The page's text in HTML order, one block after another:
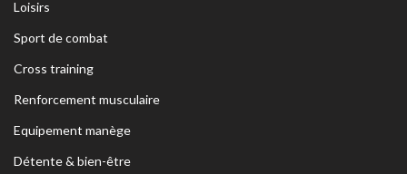
Loisirs
Sport de combat
Cross training
Renforcement musculaire
Equipement manège
Détente & bien-être